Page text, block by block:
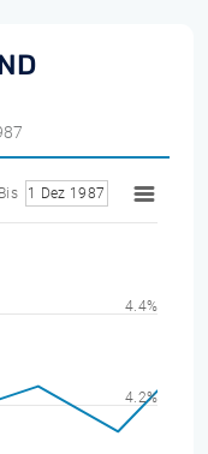
Bis 1 Dez 1987
4.2%
4.4%